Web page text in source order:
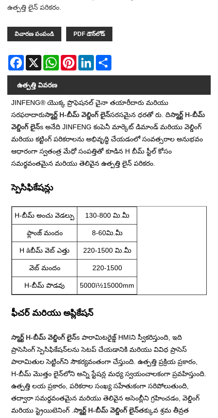
ఉత్పత్తి లైన్ పరికరం.
విచారణ పంపండి PDF డౌన్‌లోడ్
Facebook
X WhatsAppPinterestLinkedIn
ఉత్పత్తి వివరణ
JINFENG® యొక్క ప్రొఫెషనల్ చైనా తయారీదారు మరియు
సరఫరాదారుస్మార్ట్ H-బీమ్ వెల్డింగ్ లైన్సరసమైన ధరతో రు. దిస్మార్ట్ H-బీమ్
వెల్డింగ్ లైన్s అనేది JINFENG కంపెనీ మార్కెట్ డిమాండ్ మరియు వెల్డింగ్
మరియు కట్టింగ్ పరికరాలను అభివృద్ధి చేయడంలో సంవత్సరాల అనుభవం
ఆధారంగా స్వతంత్ర మేధో సంపత్తితో కూడిన H బీమ్ స్టీల్ కోసం
సమర్థవంతమైన మరియు తెలివైన ఉత్పత్తి లైన్ పరికరం.
స్పెసిఫికేషన్లు
H-బీమ్ అంచు వెడల్పు 130-800 మి.మీ
ఫ్లాంజ్ మందం 8-60మి.మీ
H âబీమ్ వెబ్ ఎత్తు 220-1500 మి.మీ
వెబ్ మందం 220-1500
H-బీమ్ పొడవు 5000ï½15000mm
ఫీచర్ మరియు అప్లికేషన్
స్మార్ట్ H-బీమ్ వెల్డింగ్ లైన్s పారామిటరైజ్డ్ HMIని స్వీకరిస్తుంది, ఇది
ప్రాసెసింగ్ స్పెసిఫికేషన్‌లను సెటప్ చేయడానికి మరియు వివిధ ప్రాసెస్
పారామితుల సెట్టింగ్‌ని సౌకర్యవంతంగా చేస్తుంది. ఉత్పత్తి ప్రక్రియ ప్రకారం,
H-బీమ్ మొత్తం లైన్‌లోని అన్ని స్టేషన్ల మధ్య స్వయంచాలకంగా ప్రవహిస్తుంది.
ఉత్పత్తి లయ ప్రకారం, పరికరాల సంఖ్య సహేతుకంగా సరిపోలుతుంది,
తద్వారా సమర్థవంతమైన మరియు తెలివైన అసెంబ్లీని గ్రహించడం, వెల్డింగ్
మరియు స్ట్రెయిటెనింగ్ .స్మార్ట్ H-బీమ్ వెల్డింగ్ లైన్తక్కువ శ్రమ తీవ్రత